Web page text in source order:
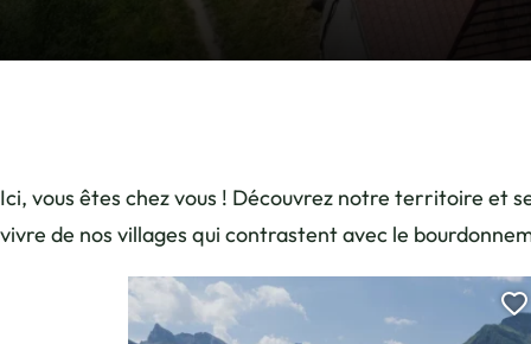
Ici, vous êtes chez vous ! Découvrez notre territoire et
vivre de nos villages qui contrastent avec le